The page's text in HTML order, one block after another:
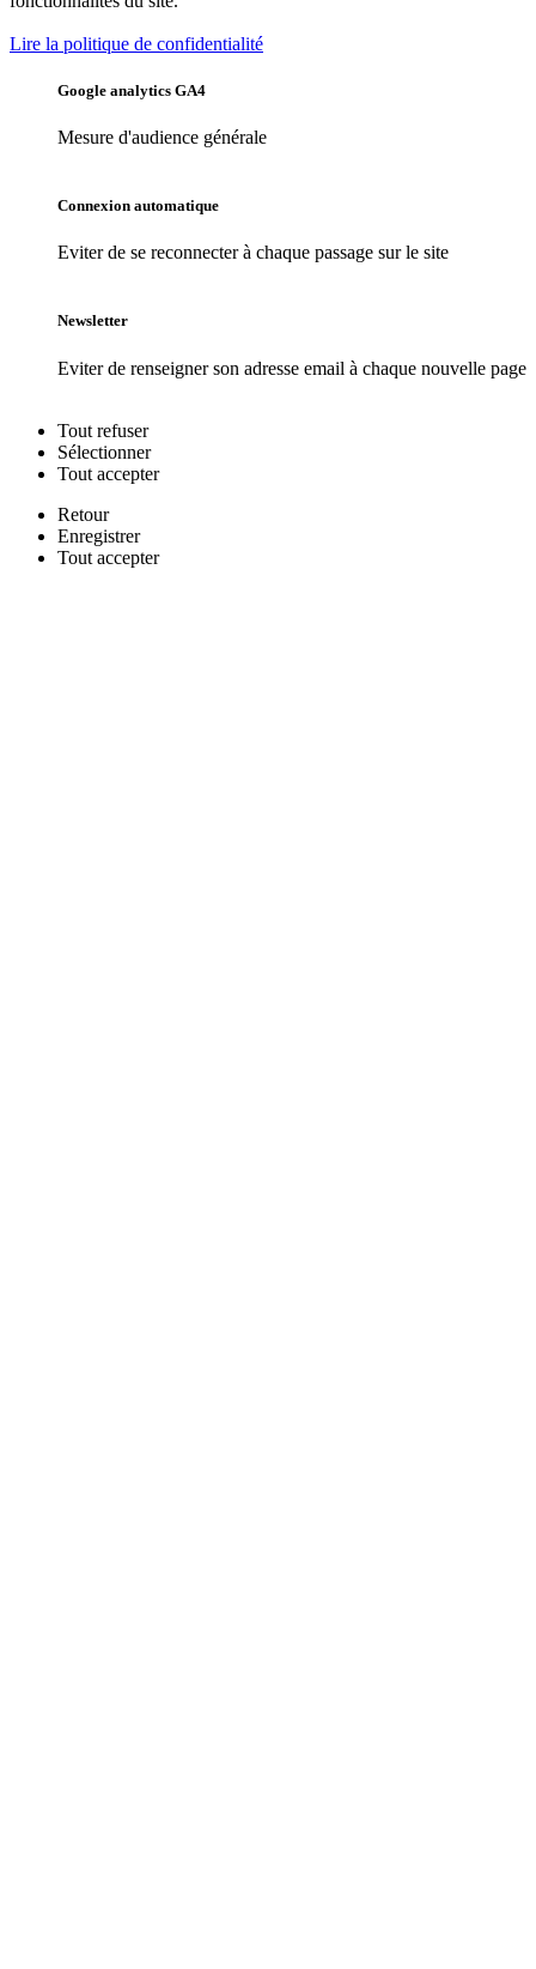
Lire la politique de confidentialité
Google analytics GA4
Mesure d'audience générale
Connexion automatique
Eviter de se reconnecter à chaque passage sur le site
Newsletter
Eviter de renseigner son adresse email à chaque nouvelle page
Tout refuser
Sélectionner
Tout accepter
Retour
Enregistrer
Tout accepter